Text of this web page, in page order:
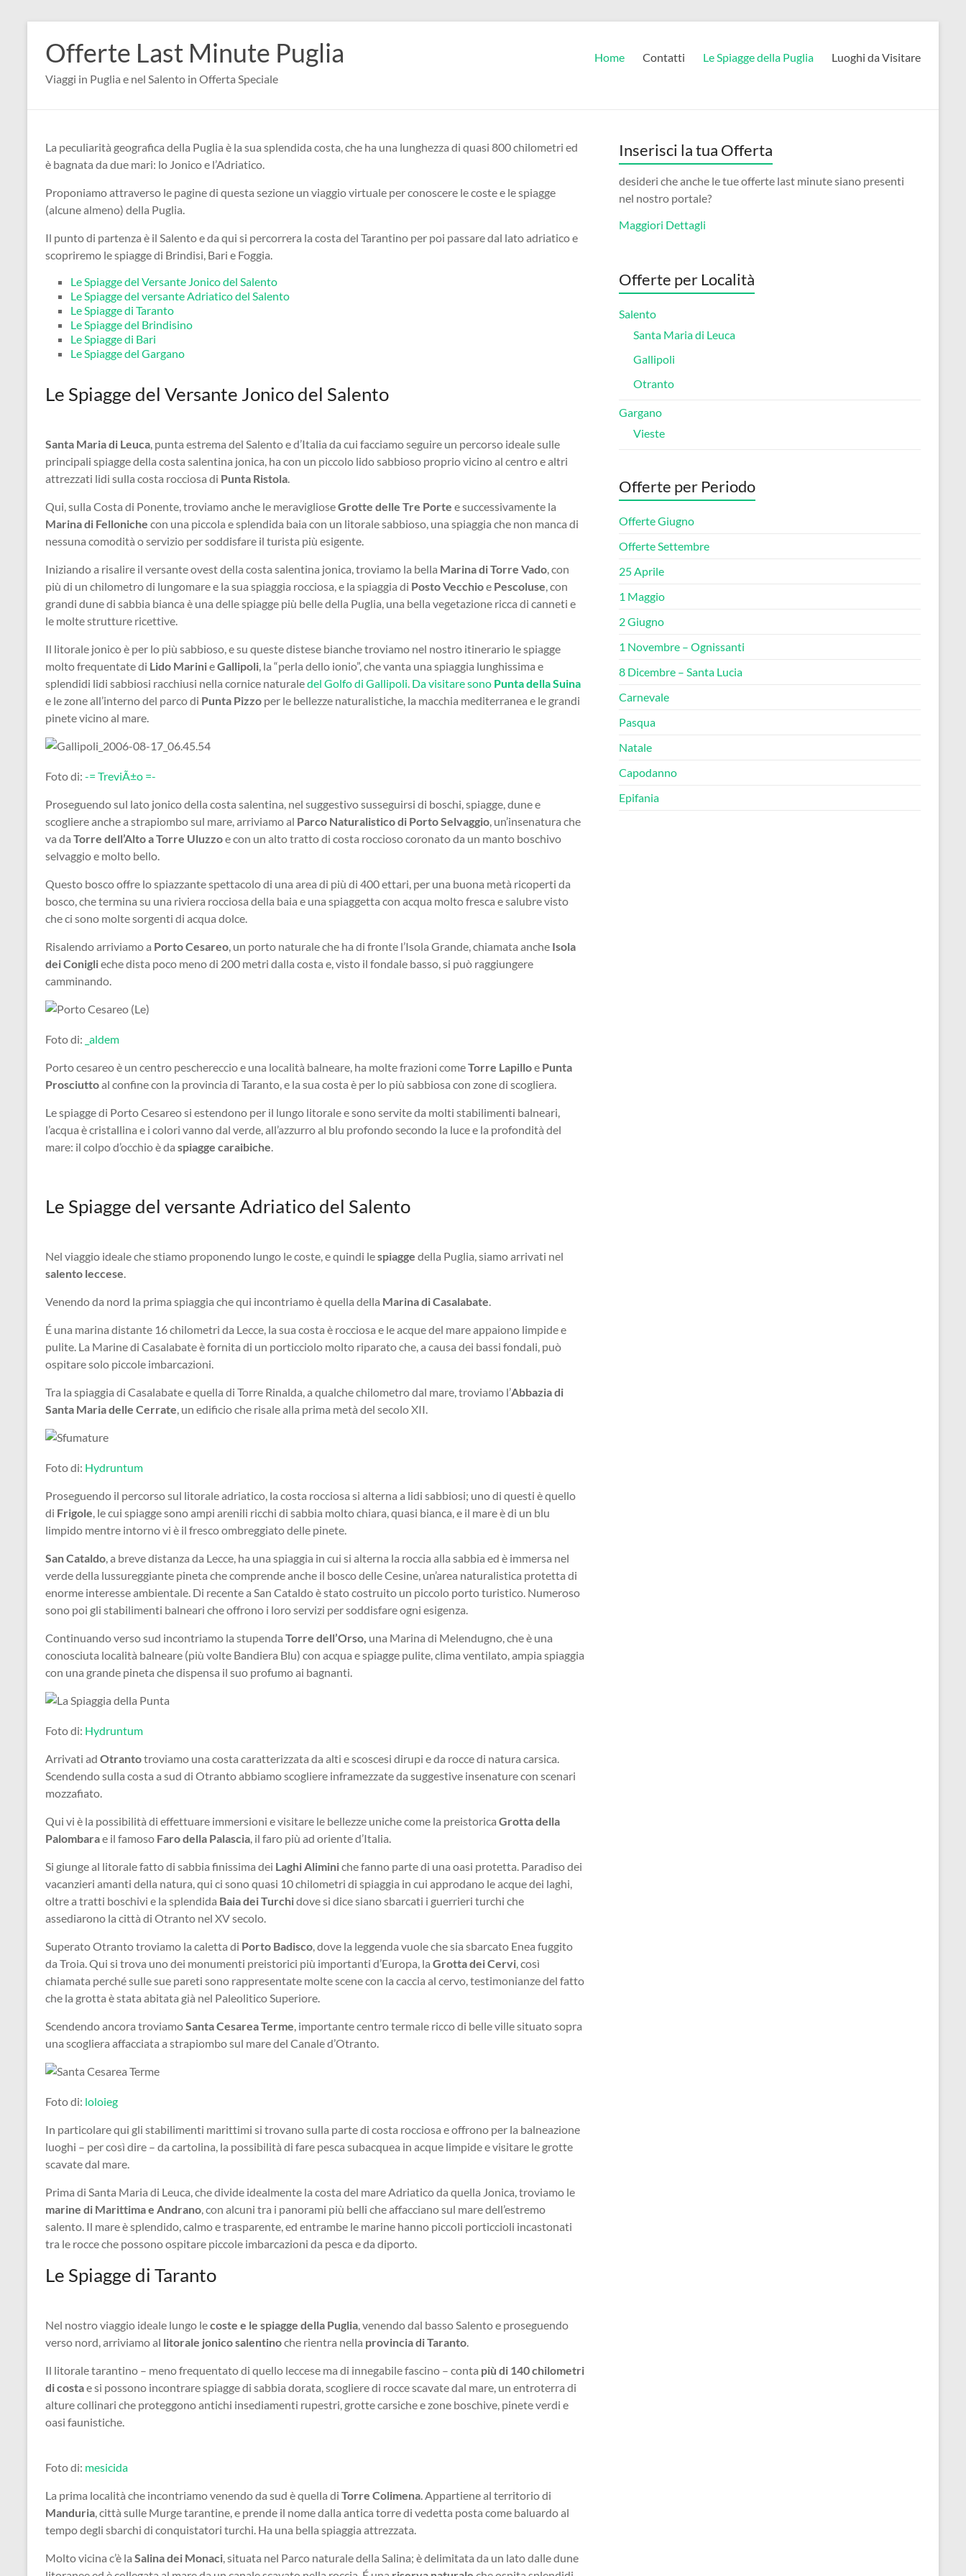
contenuto
Offerte Last Minute Puglia
Viaggi in Puglia e nel Salento in Offerta Speciale
Home Contatti Le Spiagge della Puglia Luoghi da Visitare
La peculiarità geografica della Puglia è la sua splendida costa, che ha una lunghezza di quasi 800 chilometri ed
è bagnata da due mari: lo Jonico e l’Adriatico.
Proponiamo attraverso le pagine di questa sezione un viaggio virtuale per conoscere le coste e le spiagge
(alcune almeno) della Puglia.
Il punto di partenza è il Salento e da qui si percorrera la costa del Tarantino per poi passare dal lato adriatico e
scopriremo le spiagge di Brindisi, Bari e Foggia.
Le Spiagge del Versante Jonico del Salento
Le Spiagge del versante Adriatico del Salento
Le Spiagge di Taranto
Le Spiagge del Brindisino
Le Spiagge di Bari
Le Spiagge del Gargano
Le Spiagge del Versante Jonico del Salento
Santa Maria di Leuca, punta estrema del Salento e d’Italia da cui facciamo seguire un percorso ideale sulle
principali spiagge della costa salentina jonica, ha con un piccolo lido sabbioso proprio vicino al centro e altri
attrezzati lidi sulla costa rocciosa di Punta Ristola.
Qui, sulla Costa di Ponente, troviamo anche le meraviglioseGrotte delle Tre Porte e successivamente la
Marina di Felloniche con una piccola e splendida baia con un litorale sabbioso, una spiaggia che non manca di
nessuna comodità o servizio per soddisfare il turista più esigente.
Iniziando a risalire il versante ovest della costa salentina jonica, troviamo la bella Marina di Torre Vado, con
più di un chilometro di lungomare e la sua spiaggia rocciosa, e la spiaggia di Posto Vecchioe Pescoluse, con
grandi dune di sabbia bianca è una delle spiagge più belle della Puglia, una bella vegetazione ricca di canneti e
le molte strutture ricettive.
Il litorale jonico è per lo più sabbioso, e su queste distese bianche troviamo nel nostro itinerario le spiagge
molto frequentate di Lido MarinieGallipoli, la “perla dello ionio”, che vanta una spiaggia lunghissima e
splendidi lidi sabbiosi racchiusi nella cornice naturaledel Golfo di Gallipoli. Da visitare sono Punta della Suina
e le zone all’interno del parco di Punta Pizzo per le bellezze naturalistiche, la macchia mediterranea e le grandi
pinete vicino al mare.
Foto di: -= TreviÃ±o =-
Proseguendo sul lato jonico della costa salentina, nel suggestivo susseguirsi di boschi, spiagge, dune e
scogliere anche a strapiombo sul mare, arriviamo al Parco Naturalistico di Porto Selvaggio, un’insenatura che
va da Torre dell’Alto a Torre Uluzzoe con un alto tratto di costa roccioso coronato da un manto boschivo
selvaggio e molto bello.
Questo bosco offre lo spiazzante spettacolo di una area di più di 400 ettari, per una buona metà ricoperti da
bosco, che termina su una riviera rocciosa della baia e una spiaggetta con acqua molto fresca e salubre visto
che ci sono molte sorgenti di acqua dolce.
Risalendo arriviamo a Porto Cesareo, un porto naturale che ha di fronte l’Isola Grande, chiamata anche Isola
dei Coniglieche dista poco meno di 200 metri dalla costa e, visto il fondale basso, si può raggiungere
camminando.
Foto di: _aldem
Porto cesareo è un centro peschereccio e una località balneare, ha molte frazioni comeTorre Lapilloe Punta
Prosciuttoal confine con la provincia di Taranto, e la sua costa è per lo più sabbiosa con zone di scogliera.
Le spiagge di Porto Cesareo si estendono per il lungo litorale e sono servite da molti stabilimenti balneari,
l’acqua è cristallina e i colori vanno dal verde, all’azzurro al blu profondo secondo la luce e la profondità del
mare: il colpo d’occhio è da spiagge caraibiche.
Le Spiagge del versante Adriatico del Salento
Nel viaggio ideale che stiamo proponendo lungo le coste, e quindi lespiagge della Puglia, siamo arrivati nel
salento leccese.
Venendo da nord la prima spiaggia che qui incontriamo è quella della Marina di Casalabate.
É una marina distante 16 chilometri da Lecce, la sua costa è rocciosa e le acque del mare appaiono limpide e
pulite. La Marine di Casalabate è fornita di un porticciolo molto riparato che, a causa dei bassi fondali, può
ospitare solo piccole imbarcazioni.
Tra la spiaggia di Casalabate e quella di Torre Rinalda, a qualche chilometro dal mare, troviamo l’Abbazia di
Santa Maria delle Cerrate, un edificio che risale alla prima metà del secolo XII.
Foto di: Hydruntum
Proseguendo il percorso sul litorale adriatico, la costa rocciosa si alterna a lidi sabbiosi; uno di questi è quello
di Frigole, le cui spiagge sono ampi arenili ricchi di sabbia molto chiara, quasi bianca, e il mare è di un blu
limpido mentre intorno vi è il fresco ombreggiato delle pinete.
San Cataldo, a breve distanza da Lecce, ha una spiaggia in cui si alterna la roccia alla sabbia ed è immersa nel
verde della lussureggiante pineta che comprende anche il bosco delle Cesine, un’area naturalistica protetta di
enorme interesse ambientale. Di recente a San Cataldo è stato costruito un piccolo porto turistico. Numeroso
sono poi gli stabilimenti balneari che offrono i loro servizi per soddisfare ogni esigenza.
Continuando verso sud incontriamo la stupenda Torre dell’Orso, una Marina di Melendugno, che è una
conosciuta località balneare (più volte Bandiera Blu) con acqua e spiagge pulite, clima ventilato, ampia spiaggia
con una grande pineta che dispensa il suo profumo ai bagnanti.
Foto di: Hydruntum
Arrivati ad Otrantotroviamo una costa caratterizzata da alti e scoscesi dirupi e da rocce di natura carsica.
Scendendo sulla costa a sud di Otranto abbiamo scogliere inframezzate da suggestive insenature con scenari
mozzafiato.
Qui vi è la possibilità di effettuare immersioni e visitare le bellezze uniche come la preistorica Grotta della
Palombarae il famoso Faro della Palascia, il faro più ad oriente d’Italia.
Si giunge al litorale fatto di sabbia finissima dei Laghi Aliminiche fanno parte di una oasi protetta. Paradiso dei
vacanzieri amanti della natura, qui ci sono quasi 10 chilometri di spiaggia in cui approdano le acque dei laghi,
oltre a tratti boschivi e la splendida Baia dei Turchidove si dice siano sbarcati i guerrieri turchi che
assediarono la città di Otranto nel XV secolo.
Superato Otranto troviamo la caletta di Porto Badisco, dove la leggenda vuole che sia sbarcato Enea fuggito
da Troia. Qui si trova uno dei monumenti preistorici più importanti d’Europa, la Grotta dei Cervi, così
chiamata perché sulle sue pareti sono rappresentate molte scene con la caccia al cervo, testimonianze del fatto
che la grotta è stata abitata già nel Paleolitico Superiore.
Scendendo ancora troviamoSanta Cesarea Terme, importante centro termale ricco di belle ville situato sopra
una scogliera affacciata a strapiombo sul mare del Canale d’Otranto.
Foto di: loloieg
In particolare qui gli stabilimenti marittimi si trovano sulla parte di costa rocciosa e offrono per la balneazione
luoghi – per così dire – da cartolina, la possibilità di fare pesca subacquea in acque limpide e visitare le grotte
scavate dal mare.
Prima di Santa Maria di Leuca, che divide idealmente la costa del mare Adriatico da quella Jonica, troviamo le
marine di Marittima e Andrano, con alcuni tra i panorami più belli che affacciano sul mare dell’estremo
salento. Il mare è splendido, calmo e trasparente, ed entrambe le marine hanno piccoli porticcioli incastonati
tra le rocce che possono ospitare piccole imbarcazioni da pesca e da diporto.
Le Spiagge di Taranto
Nel nostro viaggio ideale lungo lecoste e le spiagge della Puglia, venendo dal basso Salento e proseguendo
verso nord, arriviamo al litorale jonico salentinoche rientra nella provincia di Taranto.
Il litorale tarantino – meno frequentato di quello leccese ma di innegabile fascino – conta più di 140 chilometri
di costae si possono incontrare spiagge di sabbia dorata, scogliere di rocce scavate dal mare, un entroterra di
alture collinari che proteggono antichi insediamenti rupestri, grotte carsiche e zone boschive, pinete verdi e
oasi faunistiche.
Foto di: mesicida
La prima località che incontriamo venendo da sud è quella di Torre Colimena. Appartiene al territorio di
Manduria, città sulle Murge tarantine, e prende il nome dalla antica torre di vedetta posta come baluardo al
tempo degli sbarchi di conquistatori turchi. Ha una bella spiaggia attrezzata.
Molto vicina c’è la Salina dei Monaci, situata nel Parco naturale della Salina; è delimitata da un lato dalle dune
Inserisci la tua Offerta
desideri che anche le tue offerte last minute siano presenti
nel nostro portale?
Maggiori Dettagli
Offerte per Località
Salento
Santa Maria di Leuca
Gallipoli
Otranto
Gargano
Vieste
Offerte per Periodo
Offerte Giugno
Offerte Settembre
25 Aprile
1 Maggio
2 Giugno
1 Novembre – Ognissanti
8 Dicembre – Santa Lucia
Carnevale
Pasqua
Natale
Capodanno
Epifania